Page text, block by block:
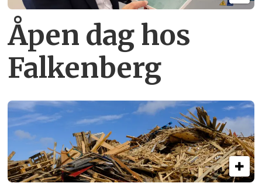
Åpen dag hos
Falkenberg